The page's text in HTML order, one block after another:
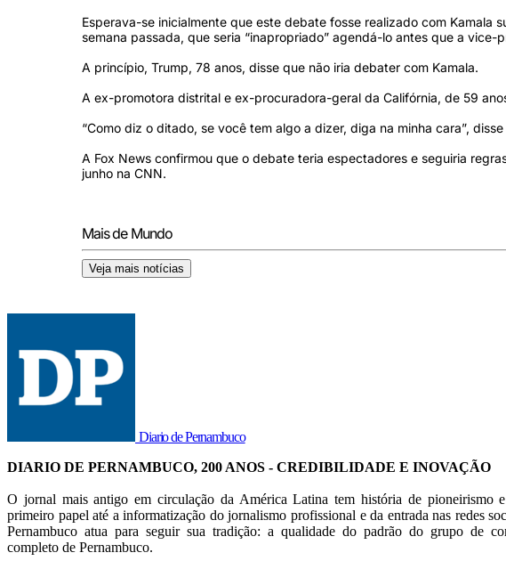
Esperava-se inicialmente que este debate fosse realizado com Kamala
semana passada, que seria “inapropriado” agendá-lo antes que a
A princípio, Trump, 78 anos, disse que não iria debater com Kamala.
A ex-promotora distrital e ex-procuradora-geral da Califórnia, de 59
“Como diz o ditado, se você tem algo a dizer, diga na minha cara”,
A Fox News confirmou que o debate teria espectadores e seguiria
junho na CNN.
Mais de Mundo
Veja mais notícias
Diario de Pernambuco
DIARIO DE PERNAMBUCO, 200 ANOS - CREDIBILIDADE E INOVAÇÃO
O jornal mais antigo em circulação da América Latina tem história de pioneirismo
primeiro papel até a informatização do jornalismo profissional e da entrada nas redes
Pernambuco atua para seguir sua tradição: a qualidade do padrão do grupo de
completo de Pernambuco.